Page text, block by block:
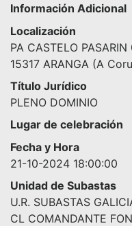
Información Adicional
Localización
PA CASTELO PASARIN
15317 ARANGA (A
Título Jurídico
PLENO DOMINIO
Lugar de celebración
Fecha y Hora
21-10-2024 18:00:00
Unidad de Subastas
U.R. SUBASTAS
CL COMANDANTE